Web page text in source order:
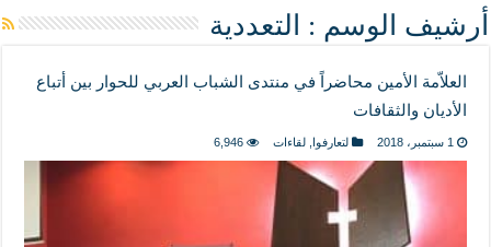
مواقف وآراء العلاّمة السيد علي الأمين من الأحداث والقضايا - اضغط للاطلاع
إذا كان التسنن هو الإيمان بسنة رسول الله ( صلى الله عليه وآله) فكلّ
علاقات المذاهب والأديان لا يجوز أن تكون على حساب الأوطان
لن تحمينا مذاهبنا ولا طوائفنا ولا أحزابنا ولا جماعاتنا، بل الإنصهار الوطني والدولة
المذاهب ليست قدرًا لا يمكن تجاوزه
ليست المنفعة تأتي من إسلامية النّظام كما لا تأتي المضرة من مسيحية النظام
المتهاون بوطنه متهاون بدينه حتماً
أرشيف الوسم : التعددية
العلاّمة الأمين محاضراً في منتدى الشباب العربي للحوار بين أتباع
الأديان والثقافات
1 سبتمبر، 2018 لتعارفوا لقاءات 6,946